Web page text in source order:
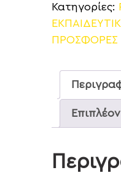
Κατηγορίες:
ΠΡΟΣΦΟΡΕΣ